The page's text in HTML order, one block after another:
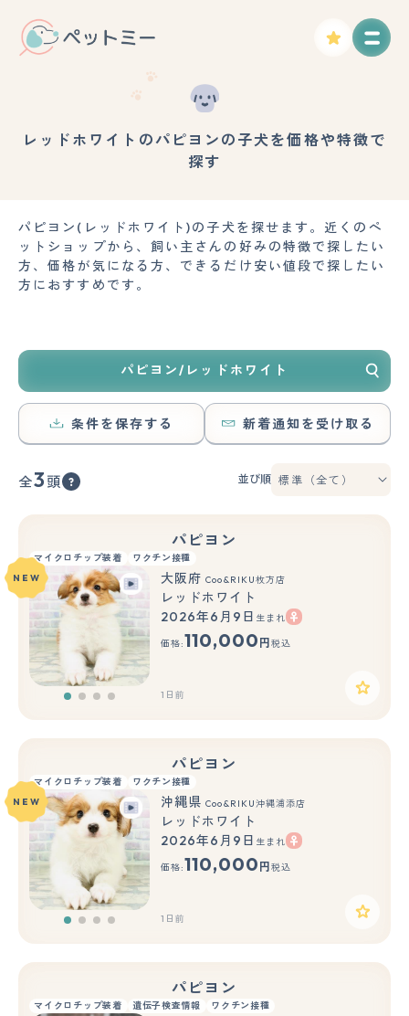
レッドホワイトのパピヨンの子犬を価格や特徴で
探す
パピヨン(レッドホワイト)の子犬を探せます。近くのペ
ットショップから、飼い主さんの好みの特徴で探したい
方、価格が気になる方、できるだけ安い値段で探したい
方におすすめです。
パピヨン/レッドホワイト
条件を保存する 新着通知を受け取る
全3 頭 並び順
パピヨン
マイクロチップ装着
ワクチン接種
NEW
大阪府 Coo&RIKU枚方店
レッドホワイト
2026年6月9日 生まれ
価格:110,000 円 税込
1日前
パピヨン
マイクロチップ装着
ワクチン接種
NEW
沖縄県 Coo&RIKU沖縄浦添店
レッドホワイト
2026年6月9日 生まれ
価格:110,000 円 税込
1日前
パピヨン
マイクロチップ装着 遺伝子検査情報 ワクチン接種